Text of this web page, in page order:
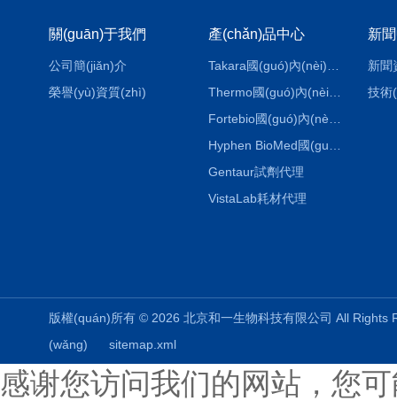
關(guān)于我們
公司簡(jiǎn)介
榮譽(yù)資質(zhì)
產(chǎn)品中心
Thermo國(guó)內(nèi)代理
Gentaur試劑代理
VistaLab耗材代理
新
新聞
技術
版權(quán)所有 © 2026 北京和一生物科技有限公司 All
(wǎng)
sitemap.xml
感谢您访问我们的网站，您